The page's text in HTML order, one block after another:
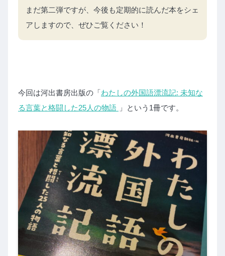
まだ第二弾ですが、今後も定期的に読んだ本をシェ
アしますので、ぜひご覧ください！
今回は河出書房出版の「わたしの外国語漂流記: 未知な
る言葉と格闘した25人の物語 」という1冊です。